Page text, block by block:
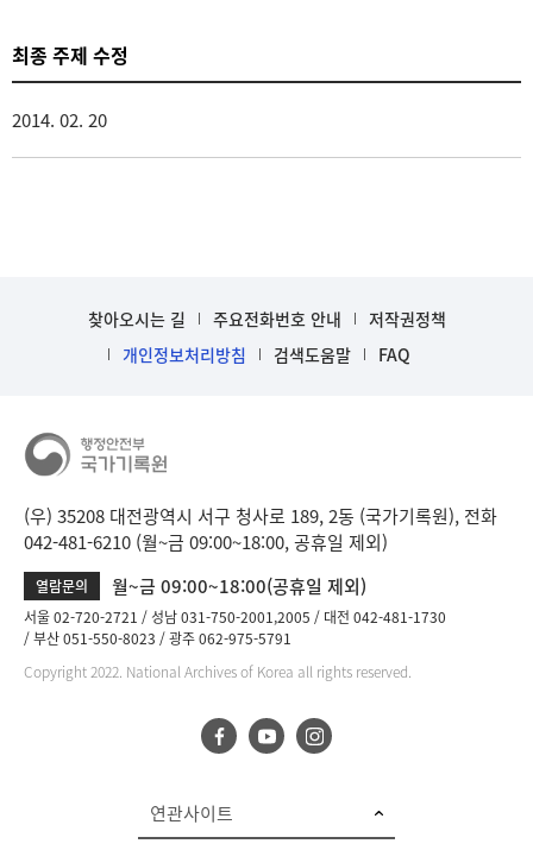
최종 주제 수정
2014. 02. 20
찾아오시는 길 주요전화번호 안내
저작권정책
개인정보처리방침
검색도움말 FAQ
(우) 35208 대전광역시 서구 청사로 189, 2동 (국가기록원), 전화
042-481-6210 (월~금 09:00~18:00, 공휴일 제외)
열람문의 월~금 09:00~18:00(공휴일 제외)
서울 02-720-2721 성남 031-750-2001,2005
대전 042-481-1730
부산 051-550-8023
광주 062-975-5791
Copyright 2022. National Archives of Korea all rights reserved.
연관사이트